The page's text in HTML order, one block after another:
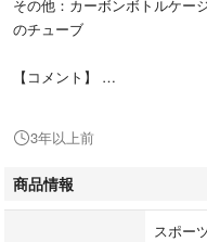
その他：カーボンボトルケー
のチューブ
【コメント】
去年新車購入しましたがほ
これからも乗ることはなさそ
ボトルケージを付けただけで
「Tern surge x」でGoogle検
3年以上前
商品情報
スポー